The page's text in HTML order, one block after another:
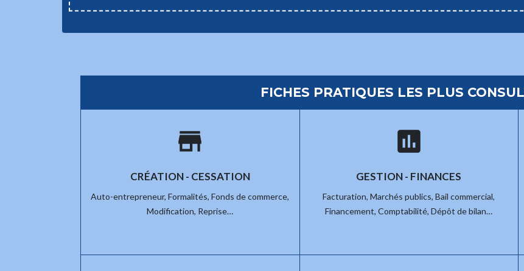
FICHES PRATIQUES LES PLUS
store
CRÉATION - CESSATION
Auto-entrepreneur,Formalités,Fonds de commerce,
Modification, Reprise…
assessment
GESTION - FINANCES
Facturation,Marchés publics,Bail commercial,
Financement,Comptabilité,Dépôt de bilan…